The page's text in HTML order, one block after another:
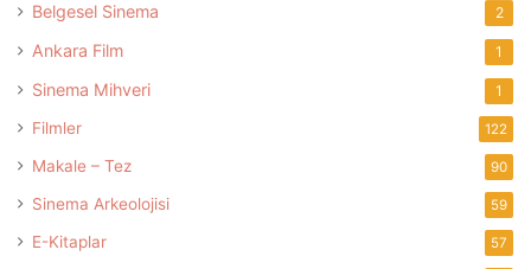
Belgesel Sinema 2
Ankara Film 1
Sinema Mihveri 1
Filmler 122
Makale – Tez 90
Sinema Arkeolojisi 59
E-Kitaplar 57